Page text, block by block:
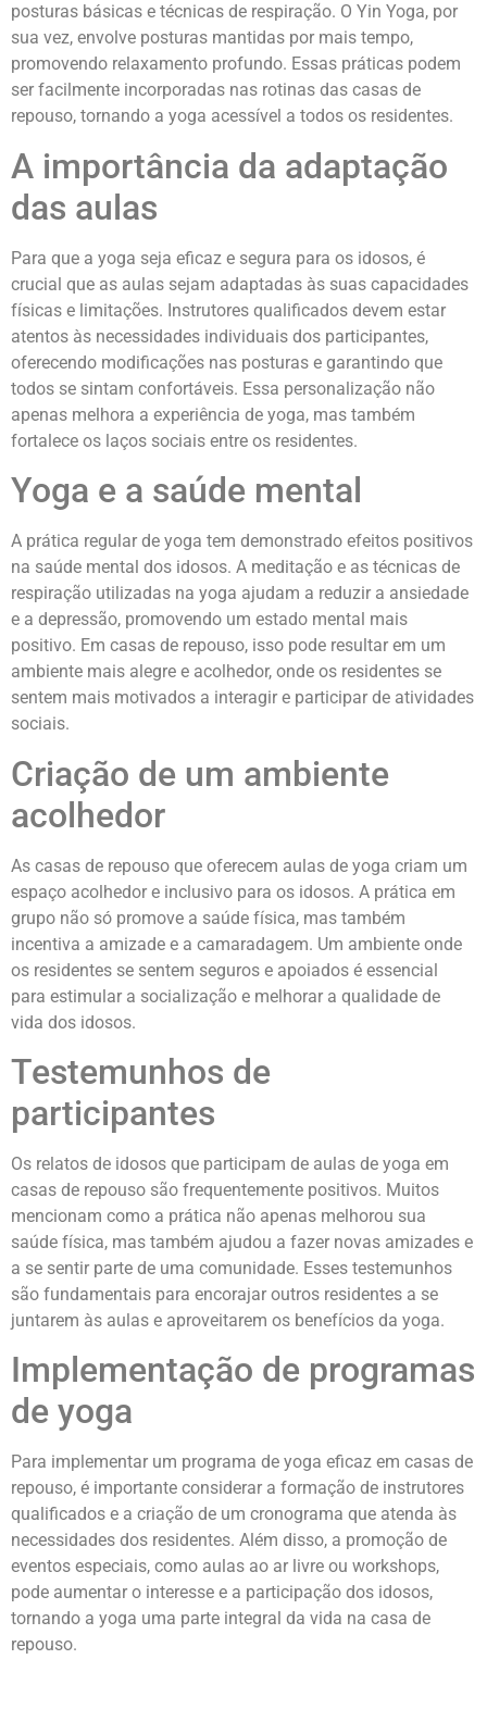
posturas básicas e técnicas de respiração. O Yin Yoga, por
sua vez, envolve posturas mantidas por mais tempo,
promovendo relaxamento profundo. Essas práticas podem
ser facilmente incorporadas nas rotinas das casas de
repouso, tornando a yoga acessível a todos os residentes.
A importância da adaptação
das aulas
Para que a yoga seja eficaz e segura para os idosos, é
crucial que as aulas sejam adaptadas às suas capacidades
físicas e limitações. Instrutores qualificados devem estar
atentos às necessidades individuais dos participantes,
oferecendo modificações nas posturas e garantindo que
todos se sintam confortáveis. Essa personalização não
apenas melhora a experiência de yoga, mas também
fortalece os laços sociais entre os residentes.
Yoga e a saúde mental
A prática regular de yoga tem demonstrado efeitos positivos
na saúde mental dos idosos. A meditação e as técnicas de
respiração utilizadas na yoga ajudam a reduzir a ansiedade
e a depressão, promovendo um estado mental mais
positivo. Em casas de repouso, isso pode resultar em um
ambiente mais alegre e acolhedor, onde os residentes se
sentem mais motivados a interagir e participar de atividades
sociais.
Criação de um ambiente
acolhedor
As casas de repouso que oferecem aulas de yoga criam um
espaço acolhedor e inclusivo para os idosos. A prática em
grupo não só promove a saúde física, mas também
incentiva a amizade e a camaradagem. Um ambiente onde
os residentes se sentem seguros e apoiados é essencial
para estimular a socialização e melhorar a qualidade de
vida dos idosos.
Testemunhos de
participantes
Os relatos de idosos que participam de aulas de yoga em
casas de repouso são frequentemente positivos. Muitos
mencionam como a prática não apenas melhorou sua
saúde física, mas também ajudou a fazer novas amizades e
a se sentir parte de uma comunidade. Esses testemunhos
são fundamentais para encorajar outros residentes a se
juntarem às aulas e aproveitarem os benefícios da yoga.
Implementação de programas
de yoga
Para implementar um programa de yoga eficaz em casas de
repouso, é importante considerar a formação de instrutores
qualificados e a criação de um cronograma que atenda às
necessidades dos residentes. Além disso, a promoção de
eventos especiais, como aulas ao ar livre ou workshops,
pode aumentar o interesse e a participação dos idosos,
tornando a yoga uma parte integral da vida na casa de
repouso.